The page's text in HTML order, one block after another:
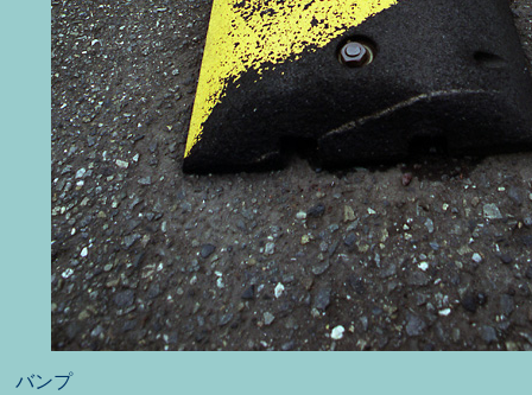
バンプ